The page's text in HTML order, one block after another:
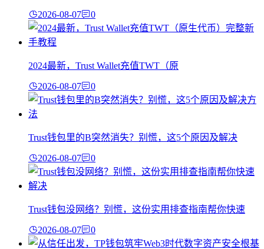
2026-08-07 0
2024最新，Trust Wallet充值TWT（原
2026-08-07 0
Trust钱包里的B突然消失？别慌，这5个原因及解决
2026-08-07 0
Trust钱包没网络？别慌，这份实用排查指南帮你快速
2026-08-07 0